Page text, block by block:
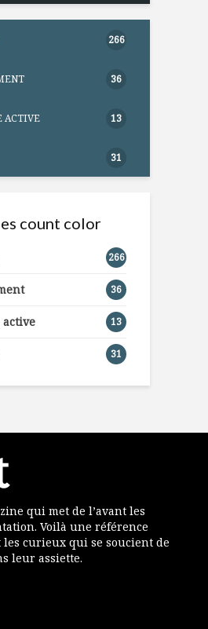
266
36
ACTIVE 13
31
count color
266
36
active 13
31
qui met de l’avant les
Voilà une référence
curieux qui se soucient de
leur assiette.